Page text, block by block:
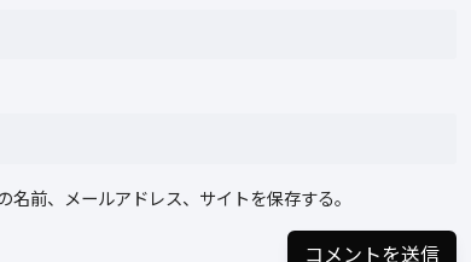
前、メールアドレス、サイトを保存する。